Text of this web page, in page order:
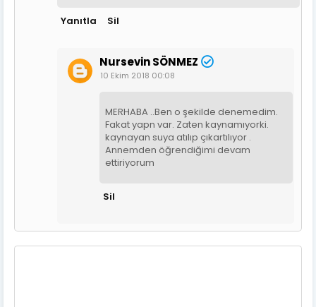
Yanıtla Sil
Nursevin SÖNMEZ
10 Ekim 2018 00:08
MERHABA ..Ben o şekilde denemedim.
Fakat yapn var. Zaten kaynamıyorki.
kaynayan suya atılıp çıkartılıyor .
Annemden öğrendiğimi devam
ettiriyorum
Sil